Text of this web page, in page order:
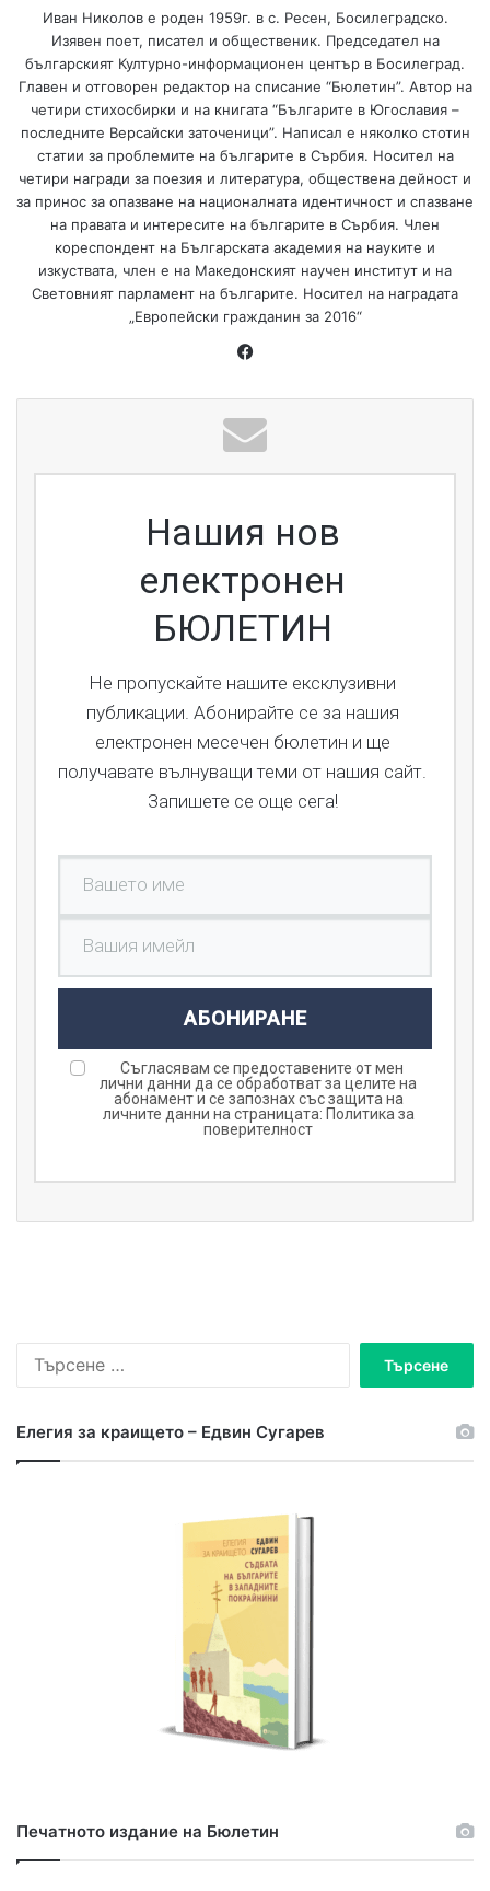
Иван Николов е роден 1959г. в с. Ресен, Босилеградско.
Изявен поет, писател и общественик. Председател на
българският Културно-информационен център в Босилеград.
Главен и отговорен редактор на списание “Бюлетин”. Автор на
четири стихосбирки и на книгата “Българите в Югославия –
последните Версайски заточеници”. Написал е няколко стотин
статии за проблемите на българите в Сърбия. Носител на
четири награди за поезия и литература, обществена дейност и
за принос за опазване на националната идентичност и спазване
на правата и интересите на българите в Сърбия. Член
кореспондент на Българската академия на науките и
изкуствата, член е на Македонският научен институт и на
Световният парламент на българите. Носител на наградата
„Европейски гражданин за 2016“
Нашия нов
електронен
БЮЛЕТИН
Не пропускайте нашите ексклузивни
публикации. Абонирайте се за нашия
електронен месечен бюлетин и ще
получавате вълнуващи теми от нашия сайт.
Запишете се още сега!
АБОНИРАНЕ
Съгласявам се предоставените от мен
лични данни да се обработват за целите на
абонамент и се запознах със защита на
личните данни на страницата: Политика за
поверителност
Елегия за краището – Едвин Сугарев
Печатното издание на Бюлетин